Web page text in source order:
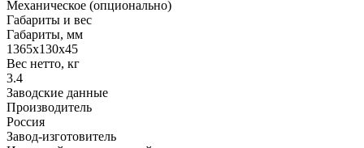
Механическое (опционально)
Габариты и вес
Габариты, мм
1365x130х45
Вес нетто, кг
3.4
Заводские данные
Производитель
Россия
Завод-изготовитель